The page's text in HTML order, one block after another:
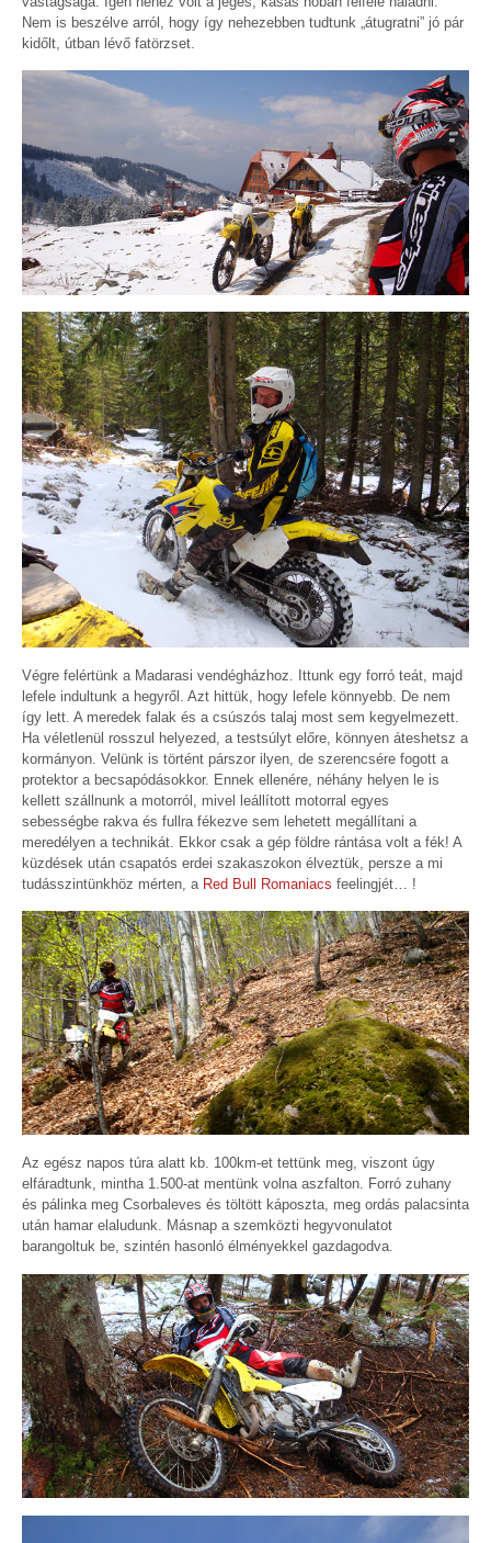
Nem is beszélve arról, hogy így nehezebben tudtunk „átugratni” jó pár
kidőlt, útban lévő fatörzset.
Végre felértünk a Madarasi vendégházhoz. Ittunk egy forró teát, majd
lefele indultunk a hegyről. Azt hittük, hogy lefele könnyebb. De nem
így lett. A meredek falak és a csúszós talaj most sem kegyelmezett.
Ha véletlenül rosszul helyezed, a testsúlyt előre, könnyen áteshetsz a
kormányon. Velünk is történt párszor ilyen, de szerencsére fogott a
protektor a becsapódásokkor. Ennek ellenére, néhány helyen le is
kellett szállnunk a motorról, mivel leállított motorral egyes
sebességbe rakva és fullra fékezve sem lehetett megállítani a
meredélyen a technikát. Ekkor csak a gép földre rántása volt a fék! A
küzdések után csapatós erdei szakaszokon élveztük, persze a mi
tudásszintünkhöz mérten, a Red Bull Romaniacs feelingjét… !
Az egész napos túra alatt kb. 100km-et tettünk meg, viszont úgy
elfáradtunk, mintha 1.500-at mentünk volna aszfalton. Forró zuhany
és pálinka meg Csorbaleves és töltött káposzta, meg ordás palacsinta
után hamar elaludunk. Másnap a szemközti hegyvonulatot
barangoltuk be, szintén hasonló élményekkel gazdagodva.